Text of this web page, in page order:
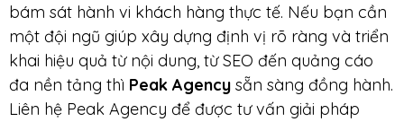
bám sát hành vi khách hàng thực tế. Nếu bạn cần
một đội ngũ giúp xây dựng định vị rõ ràng và triển
khai hiệu quả từ nội dung, từ SEO đến quảng cáo
đa nền tảng thì Peak Agency sẵn sàng đồng hành.
Liên hệ Peak Agency để được tư vấn giải pháp